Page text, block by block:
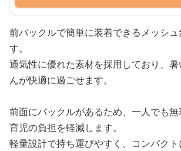
前バックルで簡単に装着できるメッシ
す。
通気性に優れた素材を採用しており、
んが快適に過ごせます。
前面にバックルがあるため、一人でも無
育児の負担を軽減します。
軽量設計で持ち運びやすく、コンパク